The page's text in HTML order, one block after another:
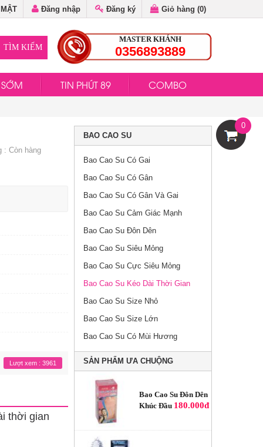
0
Đăng nhập Đăng ký Giỏ hàng (0)
MASTER KHÁNH
0356893889
TIN PHÚT 89 COMBO
: Còn hàng
Lượt xem : 3961
thời gian
BAO CAO SU
Bao Cao Su Có Gai
Bao Cao Su Có Gân
Bao Cao Su Có Gân Và Gai
Bao Cao Su Cảm Giác Mạnh
Bao Cao Su Đôn Dên
Bao Cao Su Siêu Mỏng
Bao Cao Su Cực Siêu Mỏng
Bao Cao Su Kéo Dài Thời Gian
Bao Cao Su Size Nhỏ
Bao Cao Su Size Lớn
Bao Cao Su Có Mùi Hương
SẢN PHẨM ƯA CHUỘNG
5 Cm Màu Da
200.000đ
Bao Cao Su Durex
Close Fit
Bao Cao Su Jex 1000
Fresh Coat
Powermen Cá Ngựa
Plus 140.000đ
Bao Cao Su Đôn Dên
Khúc Đầu 180.000đ